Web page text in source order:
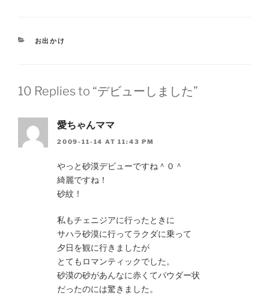
CATEGORIES
お出かけ
10 Replies to “デビューしました”
愛ちゃんママ
2009-11-14 AT 11:43 PM
やっと砂漠デビューですね＾０＾
綺麗ですね！
砂紋！
私もチェニジアに行ったときに
サハラ砂漠に行ってラクダに乗って
夕日を観に行きましたが
とてもロマンティックでした。
砂漠の砂があんなに赤くてパウダー状
だったのには驚きました。